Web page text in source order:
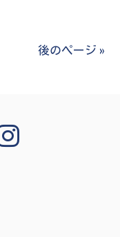
後のページ »